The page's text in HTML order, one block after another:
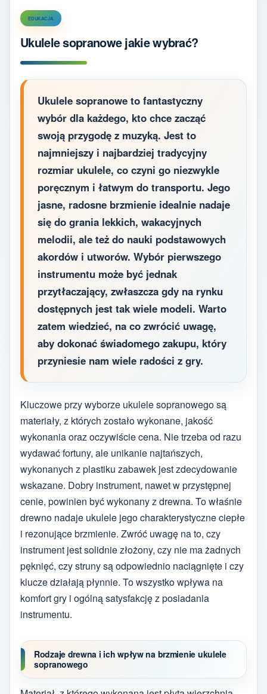
EDUKACJA
Ukulele sopranowe jakie wybrać?
Ukulele sopranowe to fantastyczny
wybór dla każdego, kto chce zacząć
swoją przygodę z muzyką. Jest to
najmniejszy i najbardziej tradycyjny
rozmiar ukulele, co czyni go niezwykle
poręcznym i łatwym do transportu. Jego
jasne, radosne brzmienie idealnie nadaje
się do grania lekkich, wakacyjnych
melodii, ale też do nauki podstawowych
akordów i utworów. Wybór pierwszego
instrumentu może być jednak
przytłaczający, zwłaszcza gdy na rynku
dostępnych jest tak wiele modeli. Warto
zatem wiedzieć, na co zwrócić uwagę,
aby dokonać świadomego zakupu, który
przyniesie nam wiele radości z gry.
Kluczowe przy wyborze ukulele sopranowego są
materiały, z których zostało wykonane, jakość
wykonania oraz oczywiście cena. Nie trzeba od razu
wydawać fortuny, ale unikanie najtańszych,
wykonanych z plastiku zabawek jest zdecydowanie
wskazane. Dobry instrument, nawet w przystępnej
cenie, powinien być wykonany z drewna. To właśnie
drewno nadaje ukulele jego charakterystyczne ciepłe
i rezonujące brzmienie. Zwróć uwagę na to, czy
instrument jest solidnie złożony, czy nie ma żadnych
pęknięć, czy struny są odpowiednio naciągnięte i czy
klucze działają płynnie. To wszystko wpływa na
komfort gry i ogólną satysfakcję z posiadania
instrumentu.
Rodzaje drewna i ich wpływ na brzmienie ukulele
sopranowego